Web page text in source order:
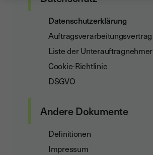
Datenschutzerklärung
Auftragsverarbeitungsvertrag
Liste der Unterauftragnehmer
Cookie-Richtlinie
DSGVO
Andere Dokumente
Definitionen
Impressum